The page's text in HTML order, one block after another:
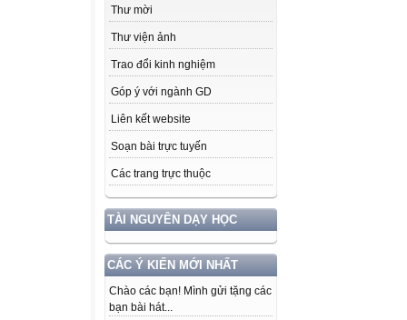
Thư mời
Thư viện ảnh
Trao đổi kinh nghiệm
Góp ý với ngành GD
Liên kết website
Soạn bài trực tuyến
Các trang trực thuộc
TÀI NGUYÊN DẠY HỌC
CÁC Ý KIẾN MỚI NHẤT
Chào các bạn! Mình gửi tặng các
bạn bài hát...